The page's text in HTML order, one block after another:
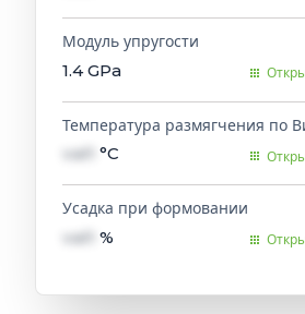
Модуль упругости
1.4 GPa
Температура размягчения по
val1 °C
Усадка при формовании
val1 %